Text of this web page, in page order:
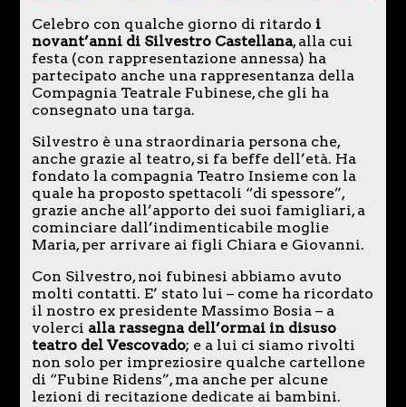
Celebro con qualche giorno di ritardo i
novant’anni di Silvestro Castellana, alla cui
festa (con rappresentazione annessa) ha
partecipato anche una rappresentanza della
Compagnia Teatrale Fubinese, che gli ha
consegnato una targa.
Silvestro è una straordinaria persona che,
anche grazie al teatro, si fa beffe dell’età. Ha
fondato la compagnia Teatro Insieme con la
quale ha proposto spettacoli “di spessore”,
grazie anche all’apporto dei suoi famigliari, a
cominciare dall’indimenticabile moglie
Maria, per arrivare ai figli Chiara e Giovanni.
Con Silvestro, noi fubinesi abbiamo avuto
molti contatti. E’ stato lui – come ha ricordato
il nostro ex presidente Massimo Bosia – a
volerci alla rassegna dell’ormai in disuso
teatro del Vescovado; e a lui ci siamo rivolti
non solo per impreziosire qualche cartellone
di “Fubine Ridens”, ma anche per alcune
lezioni di recitazione dedicate ai bambini.